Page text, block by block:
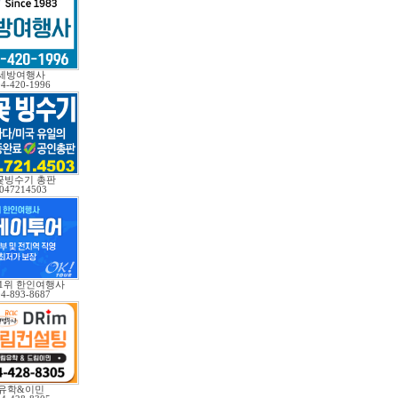
방여행사
420-1996
빙수기 총판
위 한인여행사
893-8687
학&이민